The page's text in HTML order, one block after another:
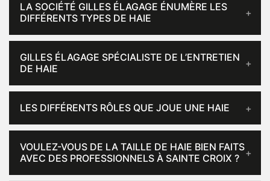
LA SOCIÉTÉ GILLES ÉLAGAGE ÉNUMÈRE LES
DIFFÉRENTS TYPES DE HAIE
GILLES ÉLAGAGE SPÉCIALISTE DE L’ENTRETIEN
DE HAIE
LES DIFFÉRENTS RÔLES QUE JOUE UNE HAIE
VOULEZ-VOUS DE LA TAILLE DE HAIE BIEN FAITS
AVEC DES PROFESSIONNELS À SAINTE CROIX ?